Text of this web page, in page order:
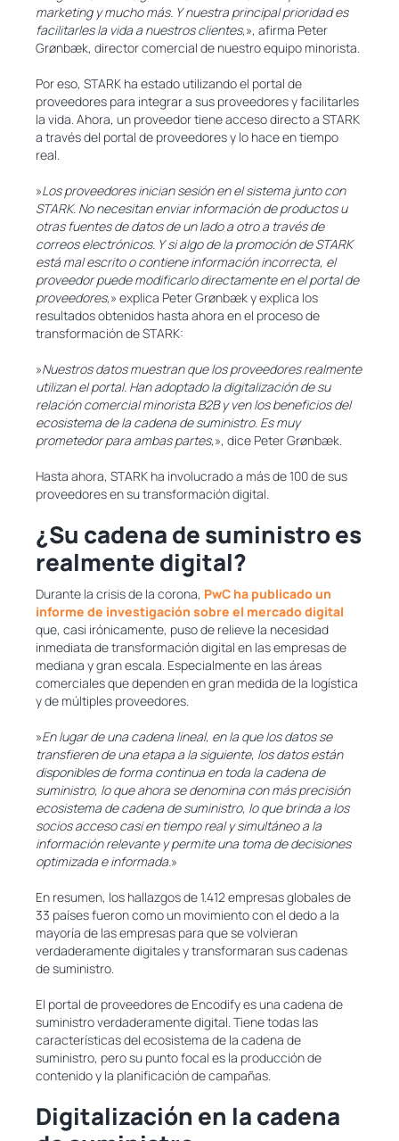
marketing y mucho más. Y nuestra principal prioridad es
facilitarles la vida a nuestros clientes,», afirma Peter
Grønbæk, director comercial de nuestro equipo minorista.
Por eso, STARK ha estado utilizando el portal de
proveedores para integrar a sus proveedores y facilitarles
la vida. Ahora, un proveedor tiene acceso directo a STARK
a través del portal de proveedores y lo hace en tiempo
real.
»Los proveedores inician sesión en el sistema junto con
STARK. No necesitan enviar información de productos u
otras fuentes de datos de un lado a otro a través de
correos electrónicos. Y si algo de la promoción de STARK
está mal escrito o contiene información incorrecta, el
proveedor puede modificarlo directamente en el portal de
proveedores,» explica Peter Grønbæk y explica los
resultados obtenidos hasta ahora en el proceso de
transformación de STARK:
»Nuestros datos muestran que los proveedores realmente
utilizan el portal. Han adoptado la digitalización de su
relación comercial minorista B2B y ven los beneficios del
ecosistema de la cadena de suministro. Es muy
prometedor para ambas partes,», dice Peter Grønbæk.
Hasta ahora, STARK ha involucrado a más de 100 de sus
proveedores en su transformación digital.
¿Su cadena de suministro es
realmente digital?
Durante la crisis de la corona, PwC ha publicado un
informe de investigación sobre el mercado digital
que, casi irónicamente, puso de relieve la necesidad
inmediata de transformación digital en las empresas de
mediana y gran escala. Especialmente en las áreas
comerciales que dependen en gran medida de la logística
y de múltiples proveedores.
»En lugar de una cadena lineal, en la que los datos se
transfieren de una etapa a la siguiente, los datos están
disponibles de forma continua en toda la cadena de
suministro, lo que ahora se denomina con más precisión
ecosistema de cadena de suministro, lo que brinda a los
socios acceso casi en tiempo real y simultáneo a la
información relevante y permite una toma de decisiones
optimizada e informada.»
En resumen, los hallazgos de 1.412 empresas globales de
33 países fueron como un movimiento con el dedo a la
mayoría de las empresas para que se volvieran
verdaderamente digitales y transformaran sus cadenas
de suministro.
El portal de proveedores de Encodify es una cadena de
suministro verdaderamente digital. Tiene todas las
características del ecosistema de la cadena de
suministro, pero su punto focal es la producción de
contenido y la planificación de campañas.
Digitalización en la cadena